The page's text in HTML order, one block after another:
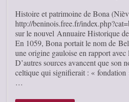
Histoire et patrimoine de Bona
http://beninois.free.fr/
sur le nouvel Annuaire Historique
En 1059, Bona portait le nom de
une origine gauloise en rapport
D’autres sources avancent que son
celtique qui signifierait : «
…